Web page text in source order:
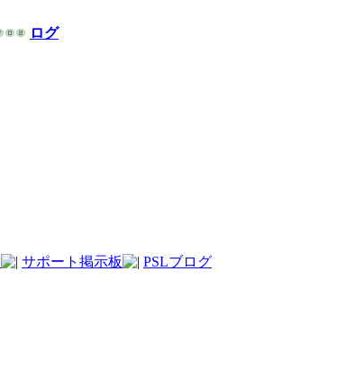
ログ
サポート掲示板 PSLブログ